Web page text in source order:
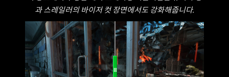
과 스레일러의 바이저 컷 장면에서도 강화해줍니다.